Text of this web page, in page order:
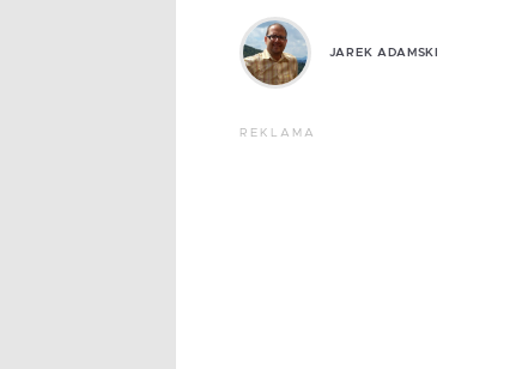
JAREK ADAMSKI
REKLAMA